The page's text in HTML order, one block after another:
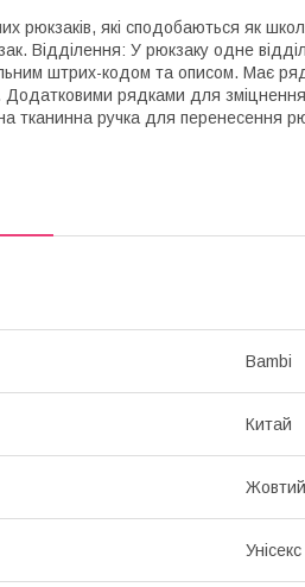
рюкзаків, які сподобаються як
Відділення: У рюкзаку одне
штрих-кодом та описом. Має
Додатковими рядками для
тканинна ручка для перенесення
Bambi
Китай
Жовтий
Унісекс